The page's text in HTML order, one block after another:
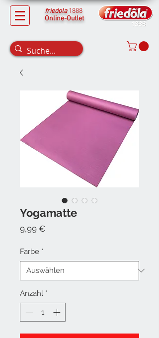
friedola 1888
Online-Outlet
Yogamatte
9,99 €
Farbe *
Anzahl *